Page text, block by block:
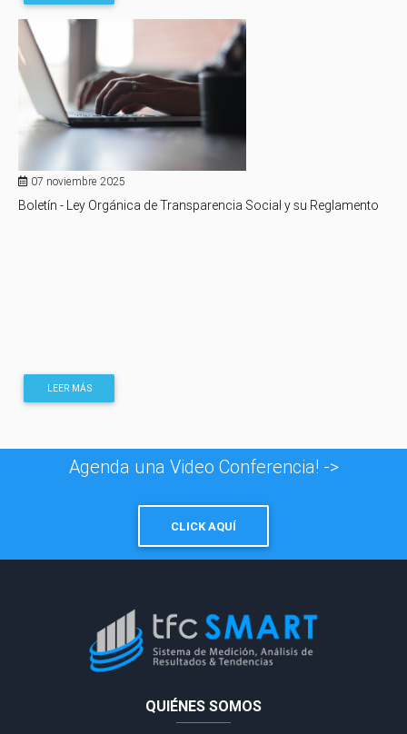
07 noviembre 2025
Boletín - Ley Orgánica de Transparencia Social y su Reglamento
LEER MÁS
Agenda una Video Conferencia! ->
CLICK AQUÍ
QUIÉNES SOMOS